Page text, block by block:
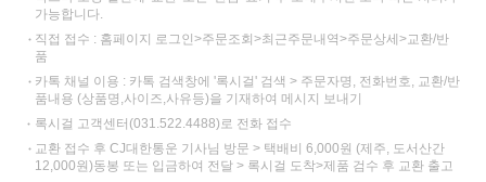
가능합니다.
직접 접수 : 홈페이지 로그인>주문조회>최근주문내역>주문상세>교환/반
품
카톡 채널 이용 : 카톡 검색창에 '록시걸' 검색 > 주문자명, 전화번호, 교환/반
품내용 (상품명,사이즈,사유등)을 기재하여 메시지 보내기
록시걸 고객센터(031.522.4488)로 전화 접수
교환 접수 후 CJ대한통운 기사님 방문 > 택배비 6,000원 (제주, 도서산간
12,000원)동봉 또는 입금하여 전달 > 록시걸 도착>제품 검수 후 교환 출고